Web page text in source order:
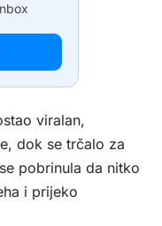
viralan,
dok se trčalo za
pobrinula da nitko
i prijeko